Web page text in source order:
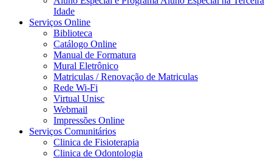
Idade
Serviços Online
Biblioteca
Catálogo Online
Manual de Formatura
Mural Eletrônico
Matriculas / Renovação de Matriculas
Rede Wi-Fi
Virtual Unisc
Webmail
Impressões Online
Serviços Comunitários
Clinica de Fisioterapia
Clinica de Odontologia